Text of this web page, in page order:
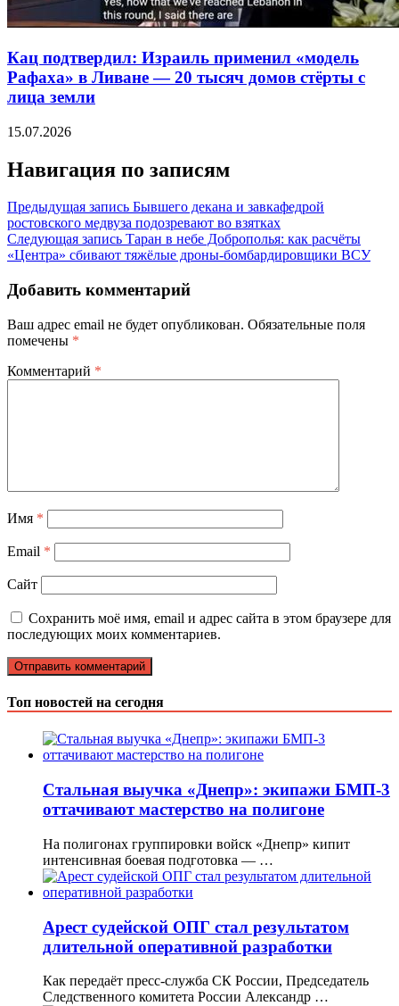
Кац подтвердил: Израиль применил «модель
Рафаха» в Ливане — 20 тысяч домов стёрты с
лица земли
15.07.2026
Навигация по записям
Предыдущая запись Бывшего декана и завкафедрой
ростовского медвуза подозревают во взятках
Следующая запись Таран в небе Доброполья: как расчёты
«Центра» сбивают тяжёлые дроны-бомбардировщики ВСУ
Добавить комментарий
Ваш адрес email не будет опубликован. Обязательные поля
помечены *
Комментарий *
Имя *
Email *
Сайт
Сохранить моё имя, email и адрес сайта в этом браузере для
последующих моих комментариев.
Топ новостей на сегодня
Стальная выучка «Днепр»: экипажи БМП-3
оттачивают мастерство на полигоне
На полигонах группировки войск «Днепр» кипит
интенсивная боевая подготовка — …
Арест судейской ОПГ стал результатом
длительной оперативной разработки
Как передаёт пресс-служба СК России, Председатель
Следственного комитета России Александр …